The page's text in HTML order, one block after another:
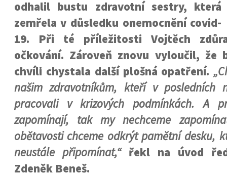
odhalil bustu zdravotní sestry, která
zemřela v důsledku onemocnění covid-
19. Při té příležitosti Vojtěch
očkování. Zároveň znovu vyloučil,
chvíli chystala další plošná opatření.
našim zdravotníkům, kteří v posledních
pracovali v krizových podmínkách. A
zapomínají, tak my nechceme
obětavosti chceme odkrýt pamětní desku,
neustále připomínat,“řekl na úvod
Zdeněk Beneš.